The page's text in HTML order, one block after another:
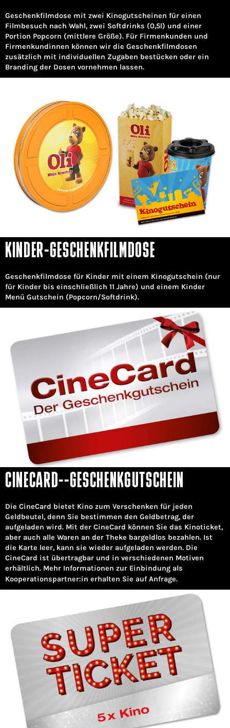
Geschenkfilmdose mit zwei Kinogutscheinen für einen
Filmbesuch nach Wahl, zwei Softdrinks (0,5l) und einer
Portion Popcorn (mittlere Größe). Für Firmenkunden und
Firmenkundinnen können wir die Geschenkfilmdosen
zusätzlich mit individuellen Zugaben bestücken oder ein
Branding der Dosen vornehmen lassen.
KINDER-GESCHENKFILMDOSE
Geschenkfilmdose für Kinder mit einem Kinogutschein (nur
für Kinder bis einschließlich 11 Jahre) und einem Kinder
Menü Gutschein (Popcorn/Softdrink).
CINECARD--GESCHENKGUTSCHEIN
Die CineCard bietet Kino zum Verschenken für jeden
Geldbeutel, denn Sie bestimmen den Geldbetrag, der
aufgeladen wird. Mit der CineCard können Sie das Kinoticket,
aber auch alle Waren an der Theke bargeldlos bezahlen. Ist
die Karte leer, kann sie wieder aufgeladen werden. Die
CineCard ist übertragbar und in verschiedenen Motiven
erhältlich. Mehr Informationen zur Einbindung als
Kooperationspartner:in erhalten Sie auf Anfrage.